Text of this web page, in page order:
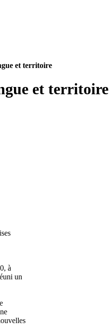
et territoire
et territoire
à
un